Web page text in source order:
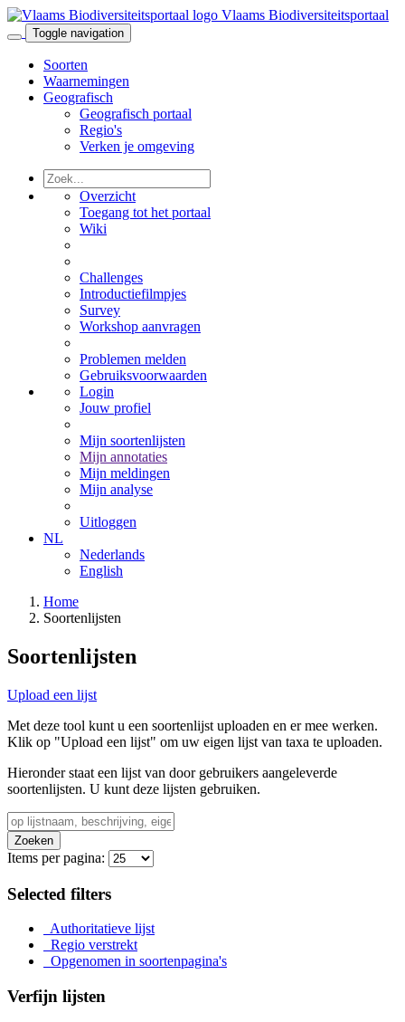
Vlaams Biodiversiteitsportaal
Toggle navigation
Soorten
Waarnemingen
Geografisch
Geografisch portaal
Regio's
Verken je omgeving
Overzicht
Toegang tot het portaal
Wiki
Challenges
Introductiefilmpjes
Survey
Workshop aanvragen
Problemen melden
Gebruiksvoorwaarden
Login
Jouw profiel
Mijn soortenlijsten
Mijn annotaties
Mijn meldingen
Mijn analyse
Uitloggen
NL
Nederlands
English
Home
Soortenlijsten
Soortenlijsten
Upload een lijst
Met deze tool kunt u een soortenlijst uploaden en er mee werken.
Klik op "Upload een lijst" om uw eigen lijst van taxa te uploaden.
Hieronder staat een lijst van door gebruikers aangeleverde
soortenlijsten. U kunt deze lijsten gebruiken.
Zoeken
Items per pagina:
Selected filters
Authoritatieve lijst
Regio verstrekt
Opgenomen in soortenpagina's
Verfijn lijsten